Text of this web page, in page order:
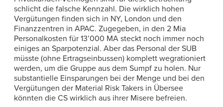
schlicht die falsche Kennzahl. Die wirklich hohen
Vergütungen finden sich in NY, London und den
Finanzzentren in APAC. Zugegeben, in den 2 Mia
Personalkosten für 13’000 MA steckt noch immer noch
einiges an Sparpotenzial. Aber das Personal der SUB
müsste (ohne Ertragseinbussen) komplett wegrationiert
werden, um die Gruppe aus dem Sumpf zu holen. Nur
substantielle Einsparungen bei der Menge und bei den
Vergütungen der Material Risk Takers in Übersee
könnten die CS wirklich aus ihrer Misere befreien.